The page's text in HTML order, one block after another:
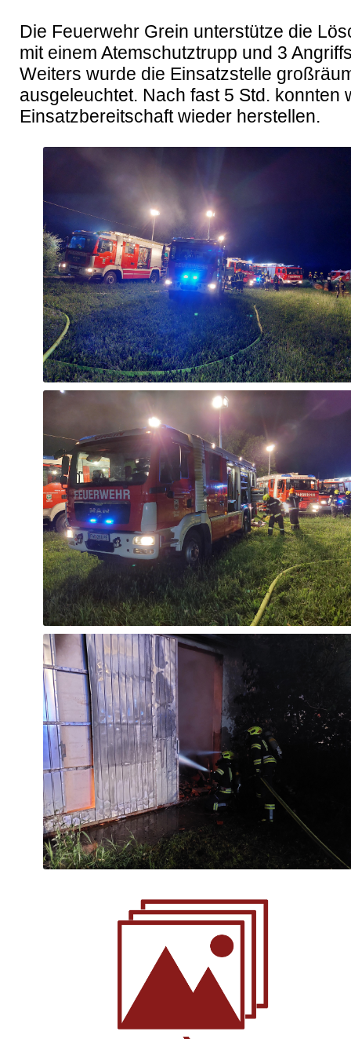
Die Feuerwehr Grein unterstütze die
mit einem Atemschutztrupp und 3
Weiters wurde die Einsatzstelle
ausgeleuchtet. Nach fast 5 Std. konnten
Einsatzbereitschaft wieder herstellen.